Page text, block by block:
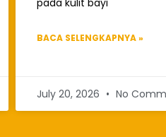
BACA SELENGKAPNYA »
July 20, 2026 No